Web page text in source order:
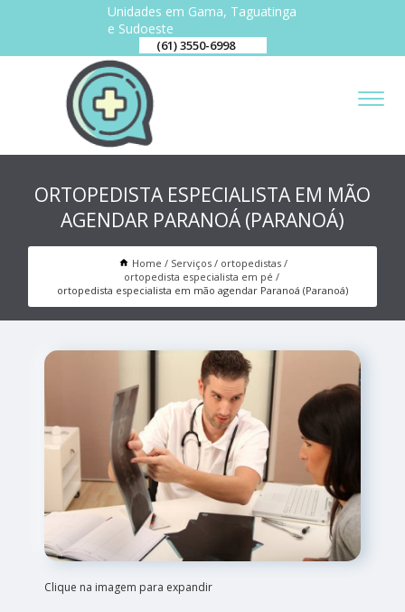
Unidades em Gama, Taguatinga
e Sudoeste
(61) 3550-6998
ORTOPEDISTA ESPECIALISTA EM MÃO
AGENDAR PARANOÁ (PARANOÁ)
Home Serviços
ortopedistas
ortopedista especialista em pé
ortopedista especialista em mão agendar Paranoá (Paranoá)
Clique na imagem para expandir